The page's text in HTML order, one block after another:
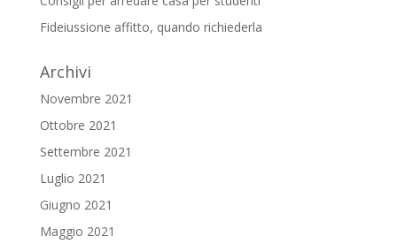
Fideiussione affitto, quando richiederla
Archivi
Novembre 2021
Ottobre 2021
Settembre 2021
Luglio 2021
Giugno 2021
Maggio 2021